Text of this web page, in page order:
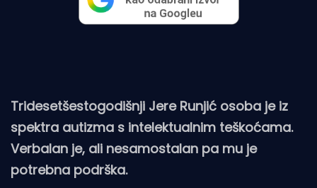
Tridesetšestogodišnji Jere Runjić osoba je iz
spektra autizma s intelektualnim teškoćama.
Verbalan je, ali nesamostalan pa mu je
potrebna podrška.